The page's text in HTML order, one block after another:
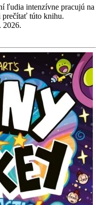
ľudia intenzívne pracujú na
prečítať túto knihu.
2026.